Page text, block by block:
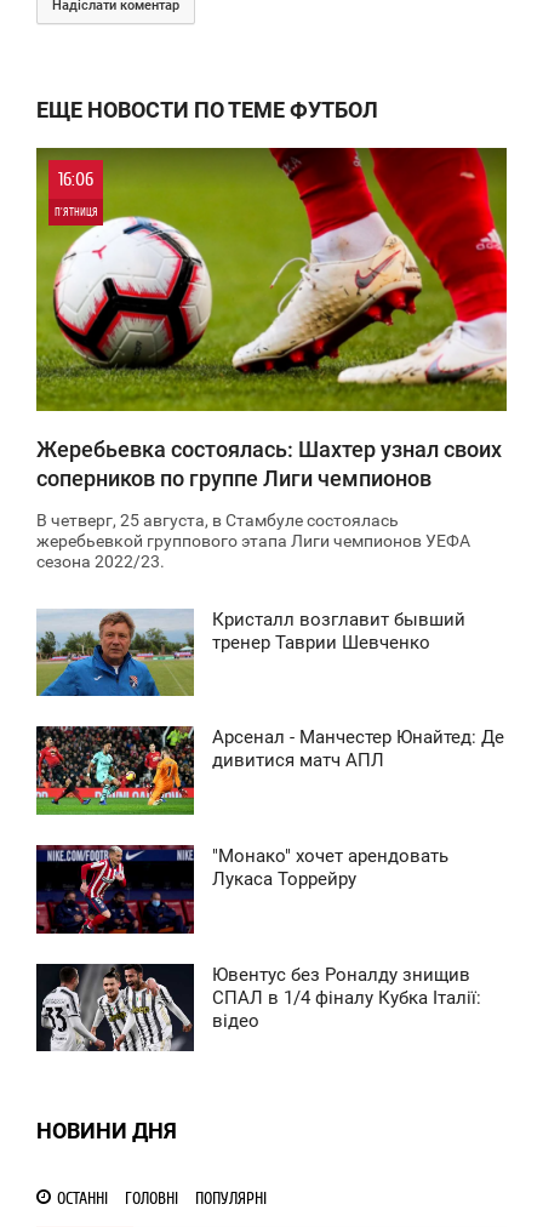
Надіслати коментар
ЕЩЕ НОВОСТИ ПО ТЕМЕ ФУТБОЛ
16:06
П'ЯТНИЦЯ
0
21 517
Жеребьевка состоялась: Шахтер узнал своих
соперников по группе Лиги чемпионов
В четверг, 25 августа, в Стамбуле состоялась
жеребьевкой группового этапа Лиги чемпионов УЕФА
сезона 2022/23.
Кристалл возглавит бывший
тренер Таврии Шевченко
Арсенал - Манчестер Юнайтед: Де
дивитися матч АПЛ
"Монако" хочет арендовать
Лукаса Торрейру
Ювентус без Роналду знищив
СПАЛ в 1/4 фіналу Кубка Італії:
відео
НОВИНИ ДНЯ
ОСТАННІ ГОЛОВНІ ПОПУЛЯРНІ